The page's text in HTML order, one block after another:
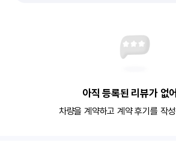
아직 등록된 리뷰가 없
차량을 계약하고 계약 후기를 작